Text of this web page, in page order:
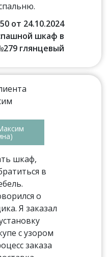
от 24.10.2024
шкаф в
глянцевый
шкаф,
в
о
Я заказал
с узором
заказа